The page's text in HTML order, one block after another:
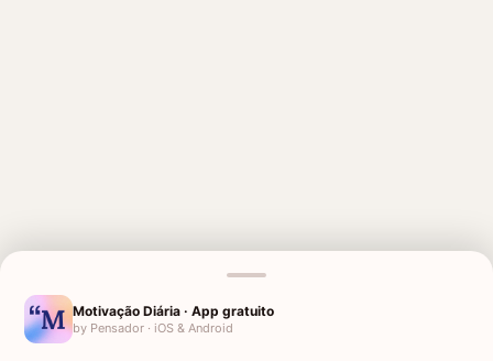
Motivação Diária · App gratuito
by Pensador · iOS & Android